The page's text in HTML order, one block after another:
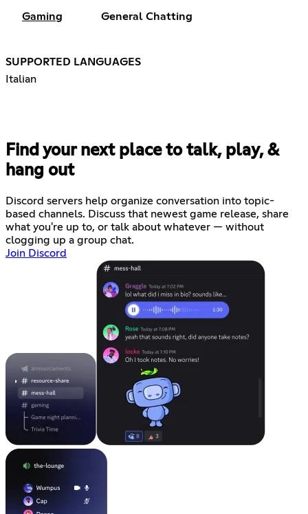
Gaming General Chatting
SUPPORTED LANGUAGES
Italian
Find your next place to talk, play, &
hang out
Discord servers help organize conversation into topic-
based channels. Discuss that newest game release, share
what you're up to, or talk about whatever — without
clogging up a group chat.
Join Discord